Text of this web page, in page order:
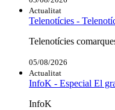
Actualitat
Telenotícies -
Telenotícies
05/08/2026
Actualitat
InfoK - Especial El
InfoK